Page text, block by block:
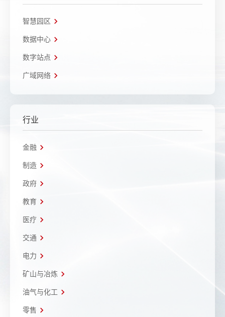
智慧园区
数据中心
数字站点
广域网络
行业
金融
制造
政府
教育
医疗
交通
电力
矿山与冶炼
油气与化工
零售